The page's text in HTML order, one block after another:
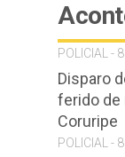
POLICIAL -
Disparo
ferido de
Coruripe
POLICIAL -